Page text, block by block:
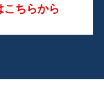
こちらから